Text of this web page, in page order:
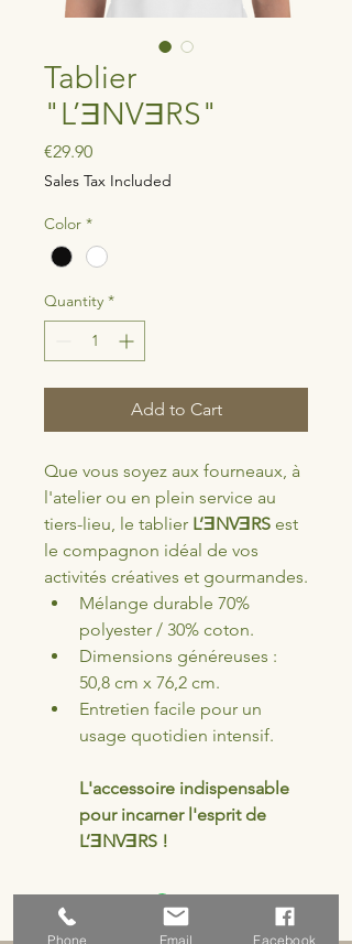
Tablier
"L’ƎNVƎRS"
€29.90Price
Sales Tax Included
Color *
Quantity *
Add to Cart
Que vous soyez aux fourneaux, à
l'atelier ou en plein service au
tiers-lieu, le tablier L’ƎNVƎRS est
le compagnon idéal de vos
activités créatives et gourmandes.
Mélange durable 70%
polyester / 30% coton.
Dimensions généreuses :
50,8 cm x 76,2 cm.
Entretien facile pour un
usage quotidien intensif.
L'accessoire indispensable
pour incarner l'esprit de
L’ƎNVƎRS !
Phone Email Facebook